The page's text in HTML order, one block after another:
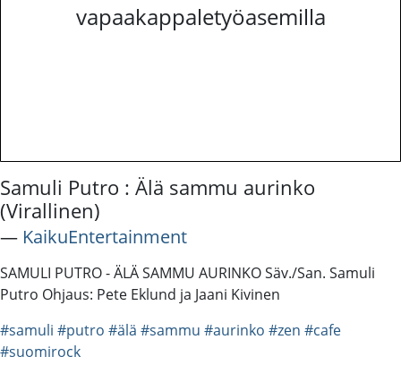
vapaakappaletyöasemilla
Samuli Putro : Älä sammu aurinko
(Virallinen)
― KaikuEntertainment
SAMULI PUTRO - ÄLÄ SAMMU AURINKO Säv./San. Samuli
Putro Ohjaus: Pete Eklund ja Jaani Kivinen
#samuli #putro #älä #sammu #aurinko #zen #cafe
#suomirock